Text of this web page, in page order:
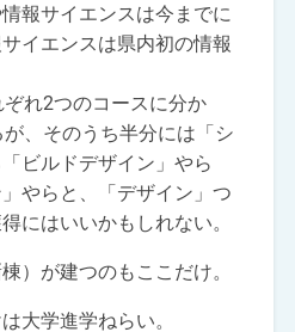
報サイエンスは今までに
イエンスは県内初の情報
れ2つのコースに分か
、そのうち半分には「シ
ビルドデザイン」やら
やらと、「デザイン」つ
にはいいかもしれない。
）が建つのもここだけ。
大学進学ねらい。